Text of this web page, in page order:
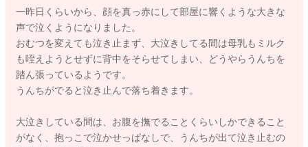
一昨日くらいから、顔を真っ赤にして部屋に響くような大きな
声で泣くようになりました。
おむつを変えても泣き止まず、大泣きしてる間は母乳もミルク
も咥えようとせずに背中をそらせてしまい、どうやらうんちを
踏ん張っているようです。
うんちがでると泣き止んで落ち着きます。
大泣きしている間は、お腹を撫でることくらいしかできること
がなく、抱っこで泣かせっぱなしで、うんちが出て泣き止むの